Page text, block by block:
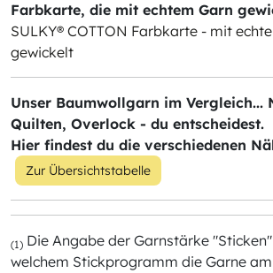
Farbkarte, die mit echtem Garn
SULKY® COTTON Farbkarte - mit
gewickelt
Unser Baumwollgarn im Vergleich...
Quilten, Overlock - du entscheidest.
Hier findest du die verschiedenen
Zur Übersichtstabelle
(1) Die Angabe der Garnstärke
welchem Stickprogramm die Garne